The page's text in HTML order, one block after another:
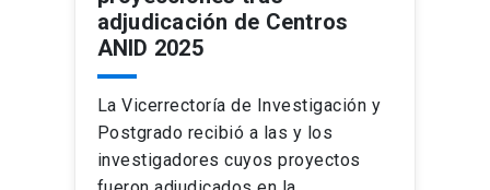
adjudicación de Centros
ANID 2025
La Vicerrectoría de Investigación y
Postgrado recibió a las y los
investigadores cuyos proyectos